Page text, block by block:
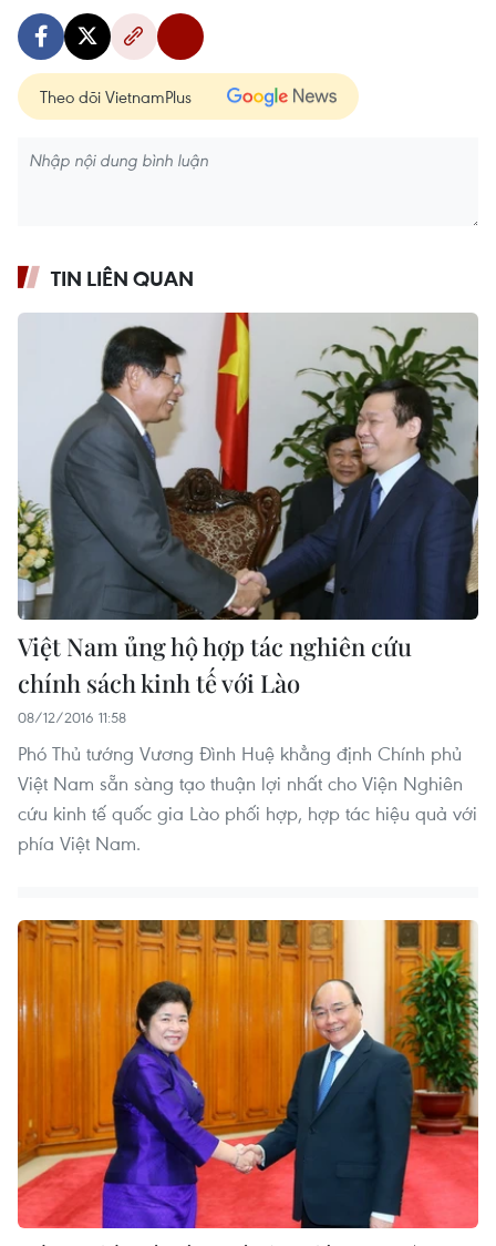
Theo dõi VietnamPlus
TIN LIÊN QUAN
Việt Nam ủng hộ hợp tác nghiên cứu
chính sách kinh tế với Lào
08/12/2016 11:58
Phó Thủ tướng Vương Đình Huệ khẳng định Chính phủ
Việt Nam sẵn sàng tạo thuận lợi nhất cho Viện Nghiên
cứu kinh tế quốc gia Lào phối hợp, hợp tác hiệu quả với
phía Việt Nam.